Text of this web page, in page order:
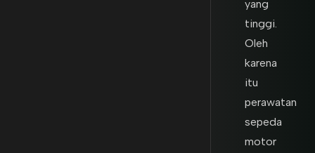
yang
tinggi.
Oleh
karena
itu
perawatan
sepeda
motor